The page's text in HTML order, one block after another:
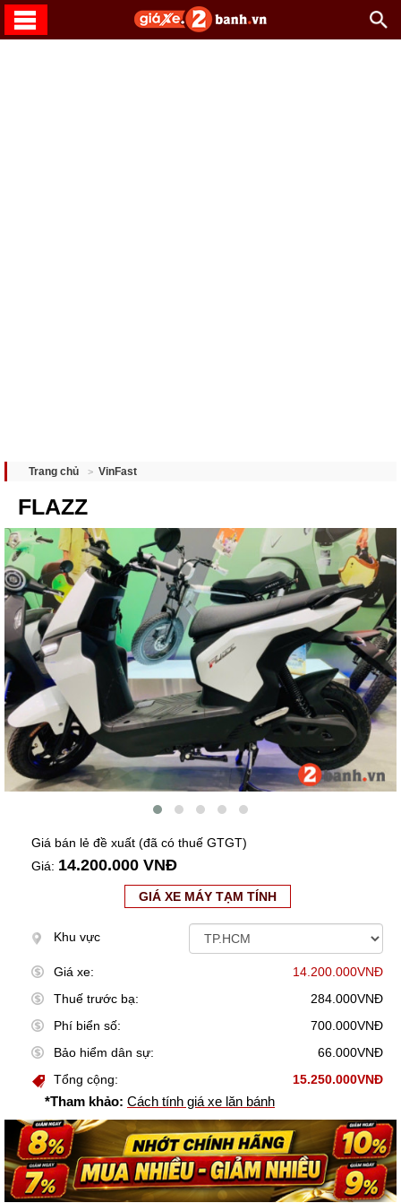
Trang chủ VinFast
FLAZZ
Giá bán lẻ đề xuất (đã có thuế GTGT)
Giá: 14.200.000 VNĐ
GIÁ XE MÁY TẠM TÍNH
Khu vực
Giá xe:
14.200.000VNĐ
Thuế trước bạ:
284.000VNĐ
Phí biển số:
700.000VNĐ
Bảo hiểm dân sự:
66.000VNĐ
Tổng cộng:
15.250.000VNĐ
*Tham khảo: Cách tính giá xe lăn bánh